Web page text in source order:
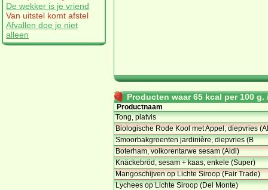
De wekker is je vriend
Van uitstel komt afstel
Afvallen doe je niet
alleen
Producten waar 65 kcal per 100
Productnaam
Tong, platvis
Biologische Rode Kool met Appel, diepvries (Al
Smoorbakgroenten jardinière, diepvries (B
Boterham, volkorentarwe sesam (Aldi)
Knäckebröd, sesam + kaas, enkele (Super)
Mangoschijven op Lichte Siroop (Fair Trade)
Lychees op Lichte Siroop (Del Monte)